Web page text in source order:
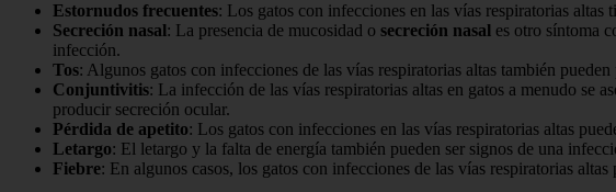
Estornudos frecuentes: Los gatos con infecciones en las vías respiratorias
Secreción nasal: La presencia de mucosidad o secreción nasal es otro síntoma
infección.
Tos: Algunos gatos con infecciones de las vías respiratorias altas también
Conjuntivitis: La infección de las vías respiratorias altas en gatos a menudo se
producir secreción ocular.
Pérdida de apetito: Los gatos con infecciones en las vías respiratorias altas
Letargo: El letargo y la falta de energía también pueden ser signos de una
Fiebre: En algunos casos, los gatos con infecciones de las vías respiratorias altas